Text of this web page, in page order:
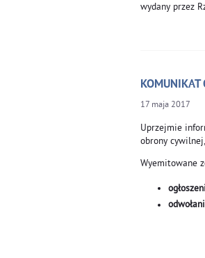
wydany przez
KOMUNIKAT
17 maja 2017
Uprzejmie
obrony
Wyemitowane